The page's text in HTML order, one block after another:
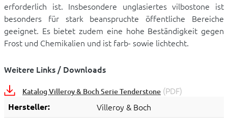
erforderlich ist. Insbesondere unglasiertes vilbostone ist
besonders für stark beanspruchte öffentliche Bereiche
geeignet. Es bietet zudem eine hohe Beständigkeit gegen
Frost und Chemikalien und ist farb- sowie lichtecht.
Weitere Links / Downloads
Katalog Villeroy & Boch Serie Tenderstone (PDF)
Hersteller: Villeroy & Boch